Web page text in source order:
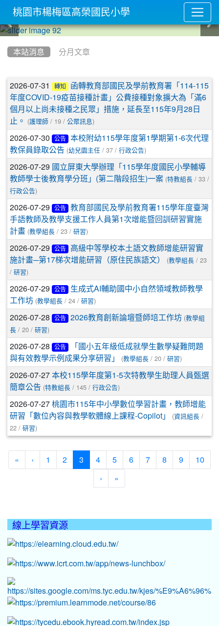
本站消息 分月文章
文章列表
2026-07-31 轉知
函轉教育部國民及學前教育署「114-115
年度COVID-19疫苗接種計畫」公費接種對象擴大為「滿6
個月以上尚未接種之民眾」措施，延長至115年9月28日
止。
(護理師 / 19 / 公眾訊息)
2026-07-30 公告
本校附幼115學年度第1學期第1-6次代理
教保員錄取公告 (幼兒園主任 / 37 / 行政公告)
2026-07-29 國立屏東大學辦理「115學年度國民小學輔導
教師學士後教育學分班」(第二階段招生)一案 (特教組長 / 33 /
行政公告)
2026-07-29 公告
教育部國民及學前教育署115學年度臺灣
手語教師及教學支援工作人員第1次增能暨回訓研習實施
計畫 (教學組長 / 23 / 研習)
2026-07-29 公告
高級中等學校本土語文教師增能研習實
施計畫─第17梯次增能研習（原住民族語文）
(教學組長 / 23
/ 研習)
2026-07-29 公告
生成式AI輔助國中小自然領域教師教學
工作坊 (教學組長 / 24 / 研習)
2026-07-28 公告 2026教育創新論壇暨師培工作坊 (教學組
長 / 20 / 研習)
2026-07-28 公告
「國小五年級低成就學生數學疑難問題
與有效教學示例成果分享研習」
(教學組長 / 20 / 研習)
2026-07-27 本校115學年度第1-5次特教學生助理人員甄選
簡章公告 (特教組長 / 145 / 行政公告)
2026-07-27 桃園市115年中小學數位學習計畫，教師增能
研習「數位內容與教學軟體線上課程-Copilot」
(資訊組長 /
22 / 研習)
« ‹ 1 2 3 (current)
4 5 6 7 8 9 10
› »
線上學習資源
桃園市楊梅區高榮國民小學